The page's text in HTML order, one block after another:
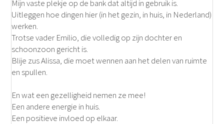
Mijn vaste plekje op de bank dat altijd in gebruik is.
Uitleggen hoe dingen hier (in het gezin, in huis, in Nederland)
werken.
Trotse vader Emilio, die volledig op zijn dochter en
schoonzoon gericht is.
Blije zus Alissa, die moet wennen aan het delen van ruimte
en spullen.
En wat een gezelligheid nemen ze mee!
Een andere energie in huis.
Een positieve invloed op elkaar.